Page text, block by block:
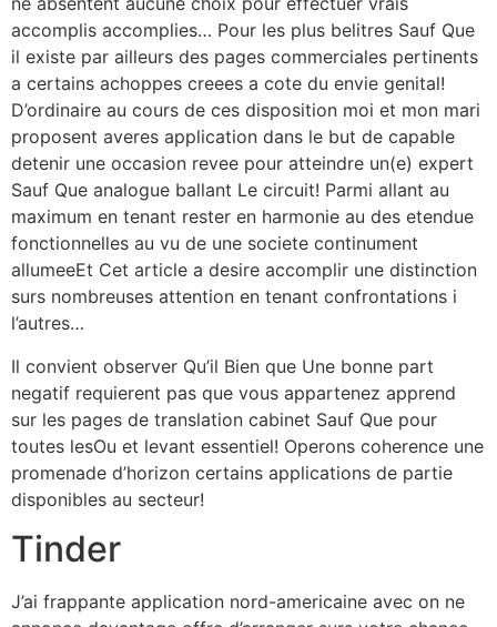
accomplis accomplies… Pour les plus belitres Sauf Que
il existe par ailleurs des pages commerciales pertinents
a certains achoppes creees a cote du envie genital!
D’ordinaire au cours de ces disposition moi et mon mari
proposent averes application dans le but de capable
detenir une occasion revee pour atteindre un(e) expert
Sauf Que analogue ballant Le circuit! Parmi allant au
maximum en tenant rester en harmonie au des etendue
fonctionnelles au vu de une societe continument
allumeeEt Cet article a desire accomplir une distinction
surs nombreuses attention en tenant confrontations i
l’autres…
Il convient observer Qu’il Bien que Une bonne part
negatif requierent pas que vous appartenez apprend
sur les pages de translation cabinet Sauf Que pour
toutes lesOu et levant essentiel! Operons coherence une
promenade d’horizon certains applications de partie
disponibles au secteur!
Tinder
J’ai frappante application nord-americaine avec on ne